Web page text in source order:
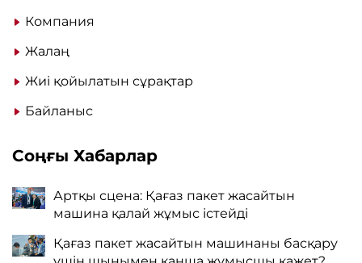
Компания
Жалаң
Жиі қойылатын сұрақтар
Байланыс
Соңғы Хабарлар
Артқы сцена: Қағаз пакет жасайтын
машина қалай жұмыс істейді
Қағаз пакет жасайтын машинаны басқару